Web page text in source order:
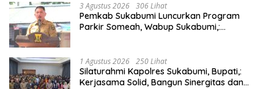
3 Agustus 2026 306 Lihat
Pemkab Sukabumi Luncurkan Program
Parkir Someah, Wabup Sukabumi,:
1 Agustus 2026 250 Lihat
Silaturahmi Kapolres Sukabumi, Bupati,:
Kerjasama Solid, Bangun Sinergitas dan